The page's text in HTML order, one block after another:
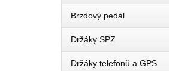
Brzdový pedál
Držáky SPZ
Držáky telefonů a GPS